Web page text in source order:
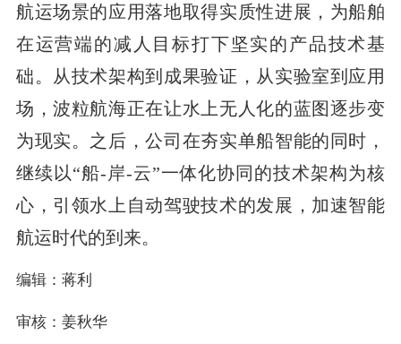
航运场景的应用落地取得实质性进展，为船舶
在运营端的减人目标打下坚实的产品技术基
础。从技术架构到成果验证，从实验室到应用
场，波粒航海正在让水上无人化的蓝图逐步变
为现实。之后，公司在夯实单船智能的同时，
继续以“船-岸-云”一体化协同的技术架构为核
心，引领水上自动驾驶技术的发展，加速智能
航运时代的到来。
编辑：蒋利
审核：姜秋华